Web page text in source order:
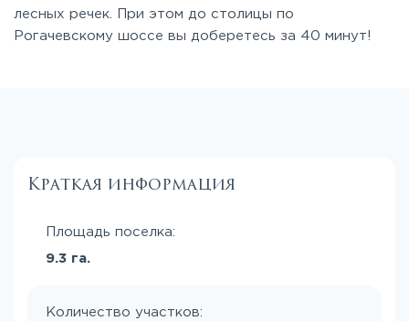
лесных речек. При этом до столицы по
Рогачевскому шоссе вы доберетесь за 40 минут!
Краткая информация
Площадь поселка:
9.3 га.
Количество участков: